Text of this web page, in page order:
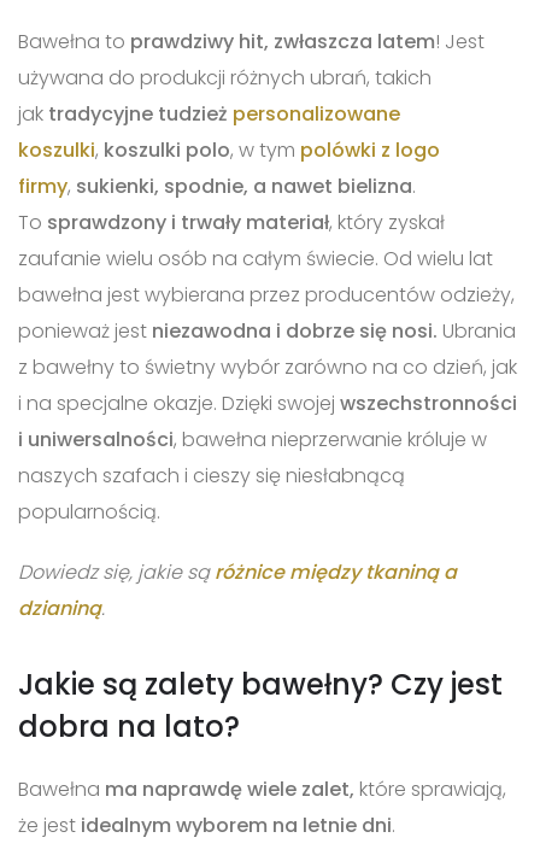
Bawełna to prawdziwy hit, zwłaszcza latem! Jest
używana do produkcji różnych ubrań, takich
jak tradycyjne tudzież personalizowane
koszulki, koszulki polo, w tym polówki z logo
firmy, sukienki, spodnie, a nawet bielizna.
To sprawdzony i trwały materiał, który zyskał
zaufanie wielu osób na całym świecie. Od wielu lat
bawełna jest wybierana przez producentów odzieży,
ponieważ jest niezawodna i dobrze się nosi. Ubrania
z bawełny to świetny wybór zarówno na co dzień, jak
i na specjalne okazje. Dzięki swojej wszechstronności
i uniwersalności, bawełna nieprzerwanie króluje w
naszych szafach i cieszy się niesłabnącą
popularnością.
Dowiedz się, jakie sąróżnice między tkaniną a
dzianiną.
Jakie są zalety bawełny? Czy jest
dobra na lato?
Bawełna ma naprawdę wiele zalet, które sprawiają,
że jest idealnym wyborem na letnie dni.